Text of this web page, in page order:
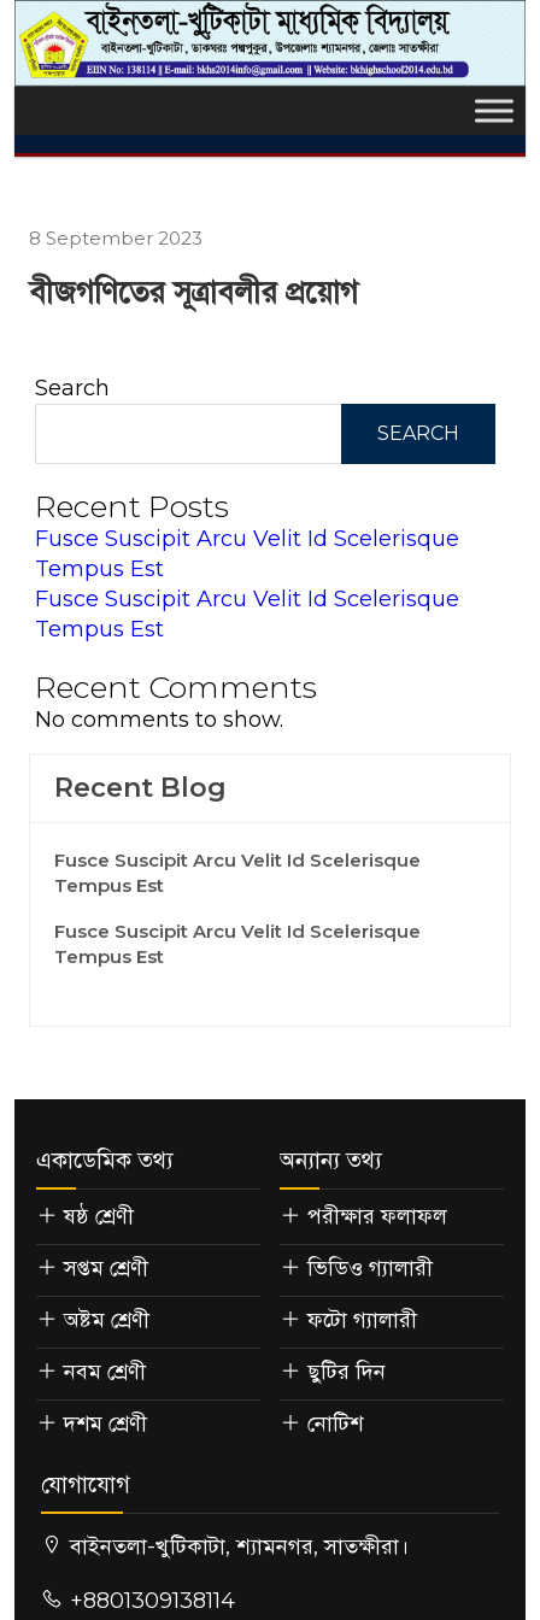
8 September 2023
বীজগণিতের সূত্রাবলীর প্রয়োগ
Search
SEARCH
Recent Posts
Fusce Suscipit Arcu Velit Id Scelerisque
Tempus Est
Fusce Suscipit Arcu Velit Id Scelerisque
Tempus Est
Recent Comments
No comments to show.
Recent Blog
Fusce Suscipit Arcu Velit Id Scelerisque
Tempus Est
Fusce Suscipit Arcu Velit Id Scelerisque
Tempus Est
একাডেমিক তথ্য
ষষ্ঠ শ্রেণী
সপ্তম শ্রেণী
অষ্টম শ্রেণী
নবম শ্রেণী
দশম শ্রেণী
অন্যান্য তথ্য
পরীক্ষার ফলাফল
ভিডিও গ্যালারী
ফটো গ্যালারী
ছুটির দিন
নোটিশ
যোগাযোগ
বাইনতলা-খুটিকাটা, শ্যামনগর, সাতক্ষীরা।
+8801309138114